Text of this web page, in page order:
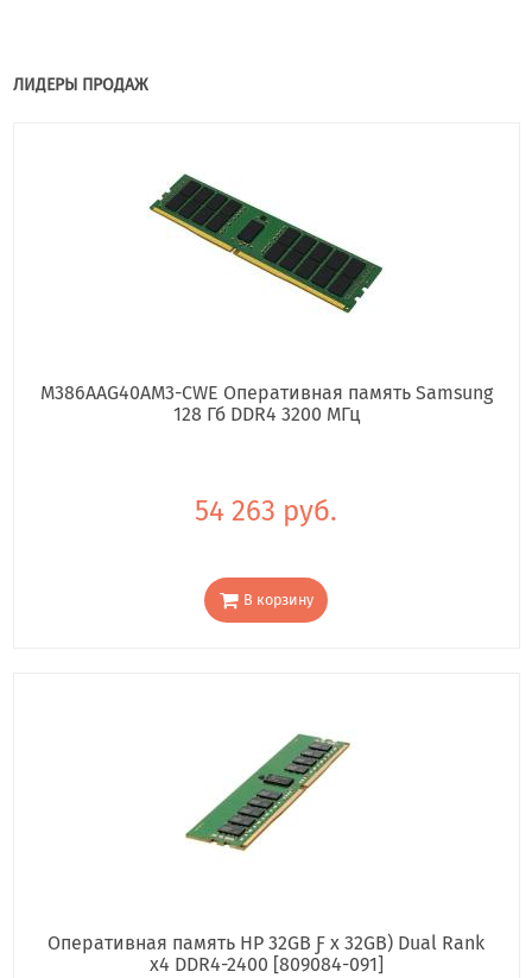
ЛИДЕРЫ ПРОДАЖ
M386AAG40AM3-CWE Оперативная память Samsung
128 Гб DDR4 3200 МГц
54 263 руб.
В корзину
Оперативная память HP 32GB Ƒ x 32GB) Dual Rank
x4 DDR4-2400 [809084-091]